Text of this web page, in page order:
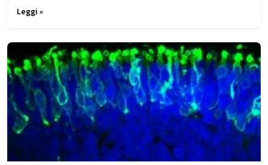
Leggi »